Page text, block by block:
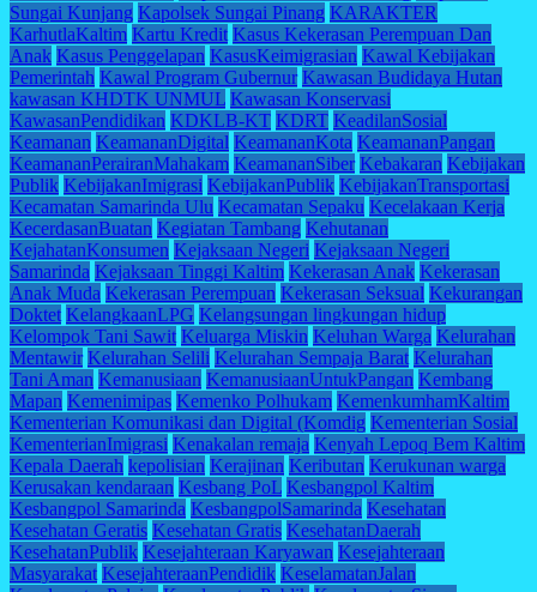
Sungai Kunjang Kapolsek Sungai Pinang KARAKTER
KarhutlaKaltim Kartu Kredit Kasus Kekerasan Perempuan Dan
Anak Kasus Penggelapan KasusKeimigrasian Kawal Kebijakan
Pemerintah Kawal Program Gubernur Kawasan Budidaya Hutan
kawasan KHDTK UNMUL Kawasan Konservasi
KawasanPendidikan KDKLB-KT KDRT KeadilanSosial
Keamanan KeamananDigital KeamananKota KeamananPangan
KeamananPerairanMahakam KeamananSiber Kebakaran Kebijakan
Publik KebijakanImigrasi KebijakanPublik KebijakanTransportasi
Kecamatan Samarinda Ulu Kecamatan Sepaku Kecelakaan Kerja
KecerdasanBuatan Kegiatan Tambang Kehutanan
KejahatanKonsumen Kejaksaan Negeri Kejaksaan Negeri
Samarinda Kejaksaan Tinggi Kaltim Kekerasan Anak Kekerasan
Anak Muda Kekerasan Perempuan Kekerasan Seksual Kekurangan
Doktet KelangkaanLPG Kelangsungan lingkungan hidup
Kelompok Tani Sawit Keluarga Miskin Keluhan Warga Kelurahan
Mentawir Kelurahan Selili Kelurahan Sempaja Barat Kelurahan
Tani Aman Kemanusiaan KemanusiaanUntukPangan Kembang
Mapan Kemenimipas Kemenko Polhukam KemenkumhamKaltim
Kementerian Komunikasi dan Digital (Komdig Kementerian Sosial
KementerianImigrasi Kenakalan remaja Kenyah Lepoq Bem Kaltim
Kepala Daerah kepolisian Kerajinan Keributan Kerukunan warga
Kerusakan kendaraan Kesbang PoL Kesbangpol Kaltim
Kesbangpol Samarinda KesbangpolSamarinda Kesehatan
Kesehatan Geratis Kesehatan Gratis KesehatanDaerah
KesehatanPublik Kesejahteraan Karyawan Kesejahteraan
Masyarakat KesejahteraanPendidik KeselamatanJalan